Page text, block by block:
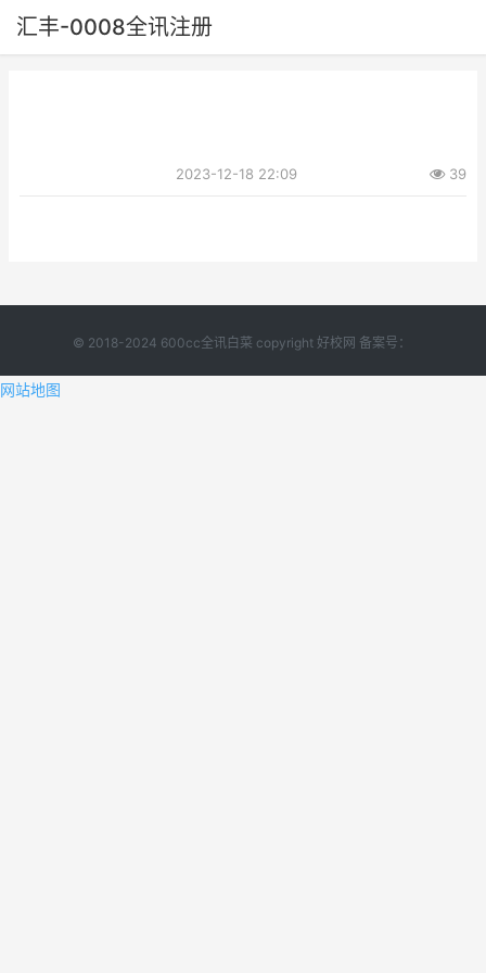
汇丰-0008全讯注册
2023-12-18 22:09 39
© 2018-2024 600cc全讯白菜 copyright 好校网 备案号：
网站地图